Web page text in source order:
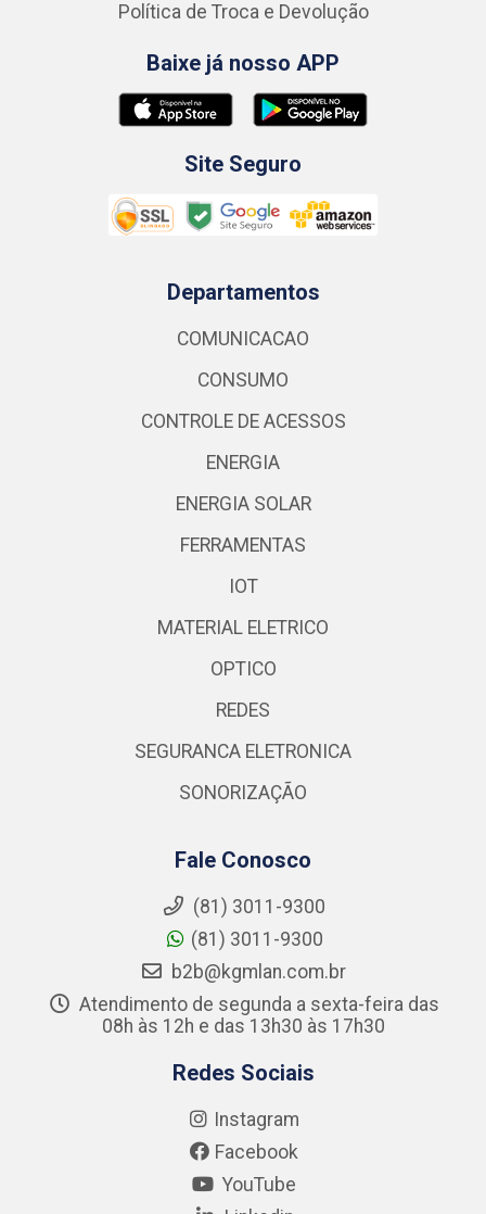
Política de Troca e Devolução
Baixe já nosso APP
Site Seguro
Departamentos
COMUNICACAO
CONSUMO
CONTROLE DE ACESSOS
ENERGIA
ENERGIA SOLAR
FERRAMENTAS
IOT
MATERIAL ELETRICO
OPTICO
REDES
SEGURANCA ELETRONICA
SONORIZAÇÃO
Fale Conosco
(81) 3011-9300
(81) 3011-9300
b2b@kgmlan.com.br
Atendimento de segunda a sexta-feira das
08h às 12h e das 13h30 às 17h30
Redes Sociais
Instagram
Facebook
YouTube